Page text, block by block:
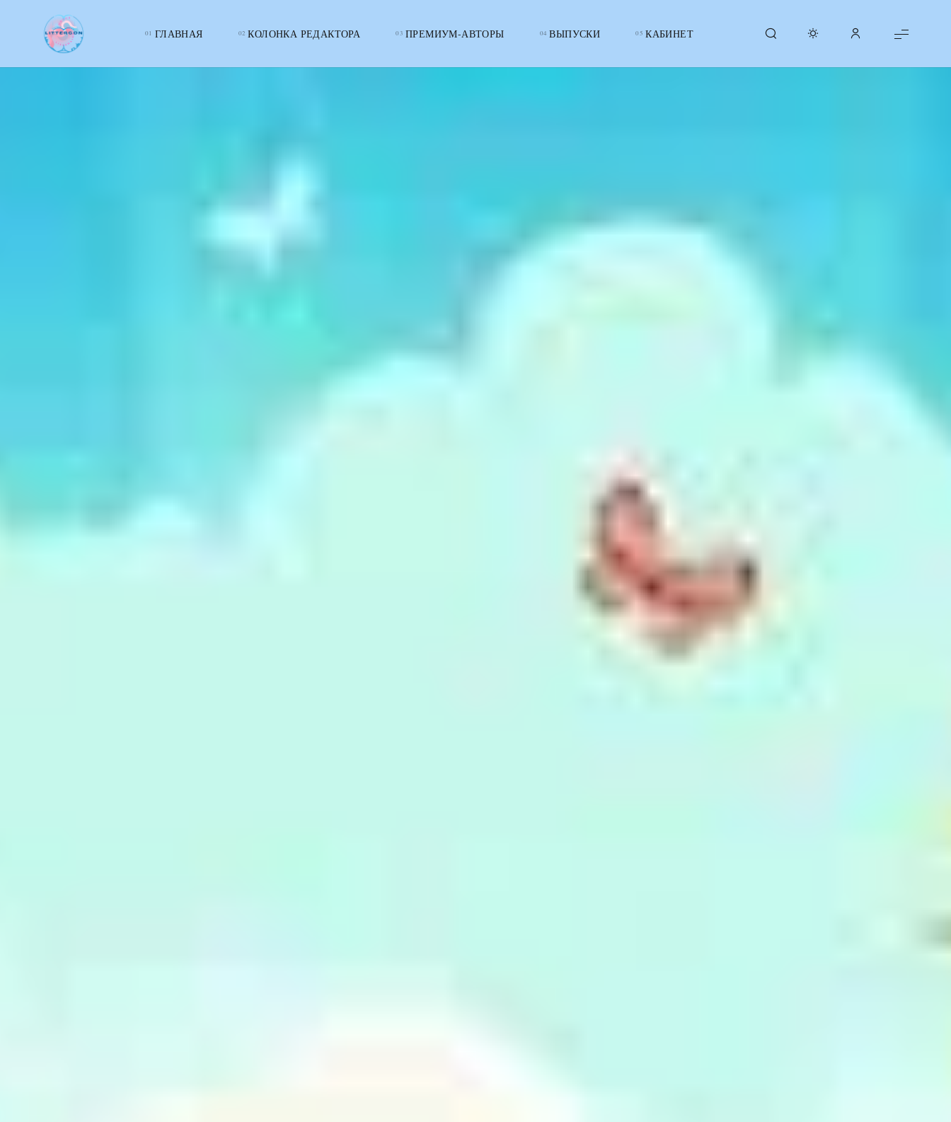
LITTERcon
ГЛАВНАЯ КОЛОНКА РЕДАКТОРА ПРЕМИУМ-АВТОРЫ ВЫПУСКИ КАБИНЕТ